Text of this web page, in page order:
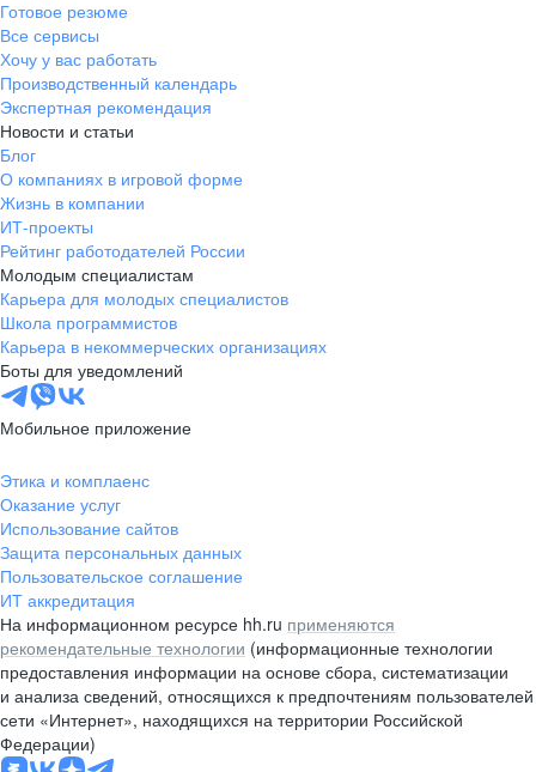
Готовое резюме
Все сервисы
Хочу у вас работать
Производственный календарь
Экспертная рекомендация
Новости и статьи
Блог
О компаниях в игровой форме
Жизнь в компании
ИТ-проекты
Рейтинг работодателей России
Молодым специалистам
Карьера для молодых специалистов
Школа программистов
Карьера в некоммерческих организациях
Боты для уведомлений
Мобильное приложение
Этика и комплаенс
Оказание услуг
Использование сайтов
Защита персональных данных
Пользовательское соглашение
ИТ аккредитация
На информационном ресурсе hh.ru применяются
рекомендательные технологии (информационные технологии
предоставления информации на основе сбора, систематизации
и анализа сведений, относящихся к предпочтениям пользователей
сети «Интернет», находящихся на территории Российской
Федерации)